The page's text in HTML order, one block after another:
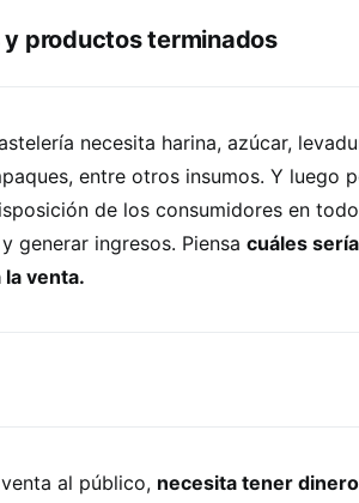
y productos terminados
necesita harina, azúcar,
entre otros insumos. Y luego
de los consumidores en
generar ingresos. Piensa cuáles
venta.
al público, necesita tener